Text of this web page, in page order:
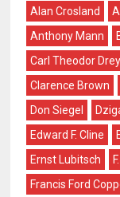
Alan Crosland
Anthony Mann
Carl Theodor
Clarence Brown
Don Siegel
Edward F. Cline
Ernst Lubitsch
Francis Ford